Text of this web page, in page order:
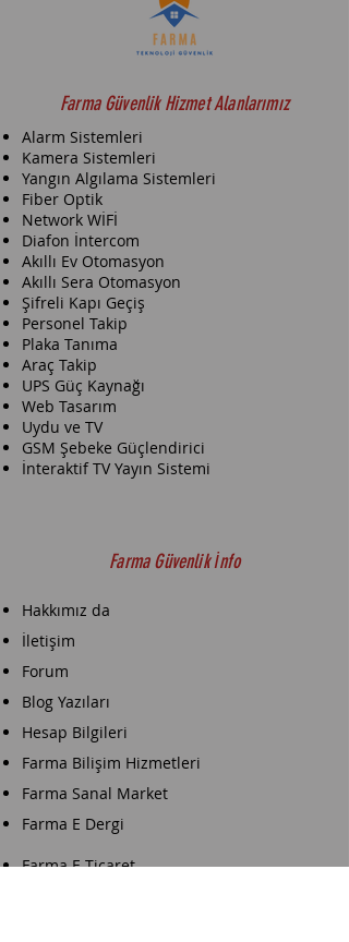
Farma Güvenlik Hizmet Alanlarımız
Alarm Sistemleri
Kamera Sistemleri
Yangın Algılama Sistemleri
Fiber Optik
Network WİFİ
Diafon İntercom
Akıllı Ev Otomasyon
Akıllı Sera Otomasyon
Şifreli Kapı Geçiş
Personel Takip
Plaka Tanıma
Araç Takip
UPS Güç Kaynağı
Web Tasarım
Uydu ve TV
GSM Şebeke Güçlendirici
İnteraktif TV Yayın Sistemi
Farma Güvenlik İnfo
Hakkımız da
İletişim
Forum
Blog Yazıları
Hesap Bilgileri
Farma Bilişim Hizmetleri
Farma Sanal Market
Farma E Dergi
Farma E-Ticaret